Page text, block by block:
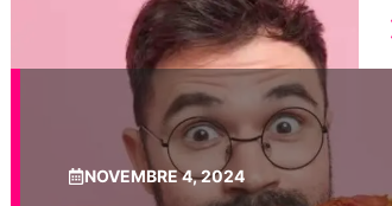
NOVEMBRE 4, 2024